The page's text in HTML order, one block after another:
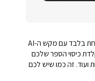
הכוח של AI נמצא במרחק נגיעה אחת בלבד עם מקש ה-AI
כיסוי הספר שלכם
ועוד. זה כמו שיש לכם